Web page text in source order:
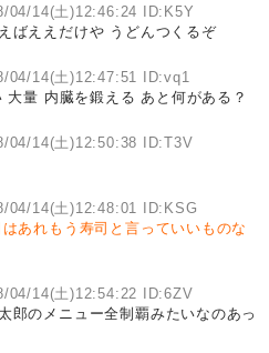
04/14(土)12:46:24 ID:K5Y
ばええだけや うどんつくるぞ
04/14(土)12:47:51 ID:vq1
量 内臓を鍛える あと何がある？
04/14(土)12:50:38 ID:T3V
04/14(土)12:48:01 ID:KSG
あれもう寿司と言っていいものな
04/14(土)12:54:22 ID:6ZV
郎のメニュー全制覇みたいなのあっ